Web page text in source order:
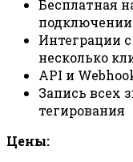
Бесплатная
подключении
Интеграции
несколько
API и
Запись всех
тегирования
Цены: